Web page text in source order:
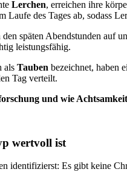
Lerchen, erreichen ihre
Laufe des Tages ab, sodass
späten Abendstunden auf
leistungsfähig.
als Tauben bezeichnet, haben
Tag verteilt.
und wie
wertvoll ist
identifizierst: Es gibt keine